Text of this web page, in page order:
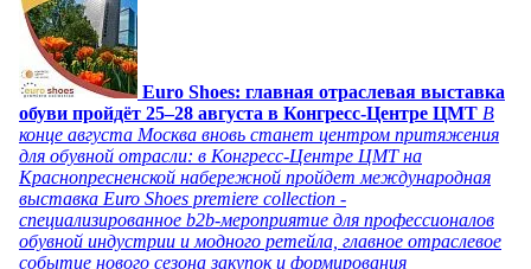
Euro Shoes: главная отраслевая выставка
обуви пройдёт 25–28 августа в Конгресс‑Центре ЦМТ В
конце августа Москва вновь станет центром притяжения
для обувной отрасли: в Конгресс-Центре ЦМТ на
Краснопресненской набережной пройдет международная
выставка Euro Shoes premiere collection -
специализированное b2b-мероприятие для профессионалов
обувной индустрии и модного ретейла, главное отраслевое
событие нового сезона закупок и формирования